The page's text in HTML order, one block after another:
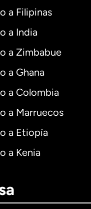
a Filipinas
a India
a Zimbabue
a Ghana
a Colombia
a Marruecos
a Etiopía
a Kenia